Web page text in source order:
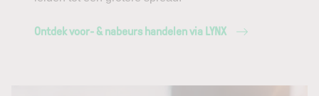
Ontdek voor- & nabeurs handelen via LYNX